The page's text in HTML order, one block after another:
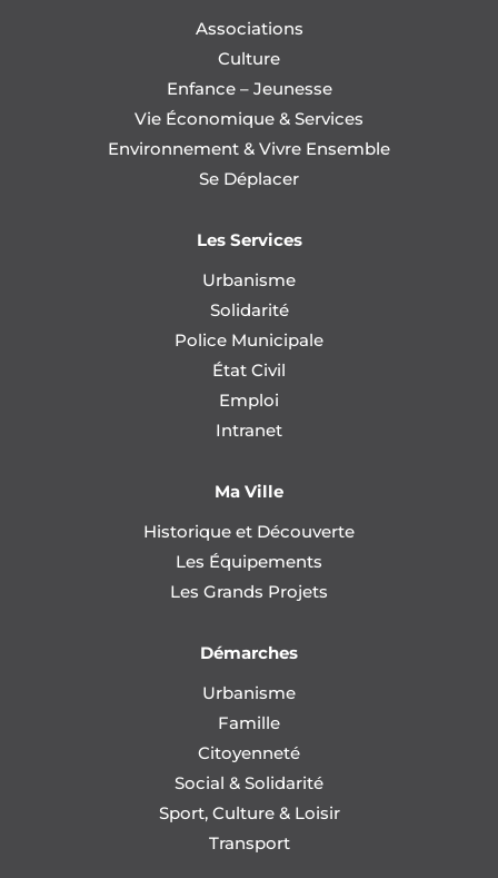
Associations
Culture
Enfance – Jeunesse
Vie Économique & Services
Environnement & Vivre Ensemble
Se Déplacer
Les Services
Urbanisme
Solidarité
Police Municipale
État Civil
Emploi
Intranet
Ma Ville
Historique et Découverte
Les Équipements
Les Grands Projets
Démarches
Urbanisme
Famille
Citoyenneté
Social & Solidarité
Sport, Culture & Loisir
Transport